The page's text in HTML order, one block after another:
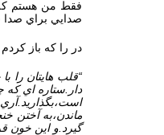
فقط من هستم كه
صدايي براي
در را كه باز
“قلب هايتان را
دار.ستاره اي
ماندن،به آختن
گيرد.و اين خون